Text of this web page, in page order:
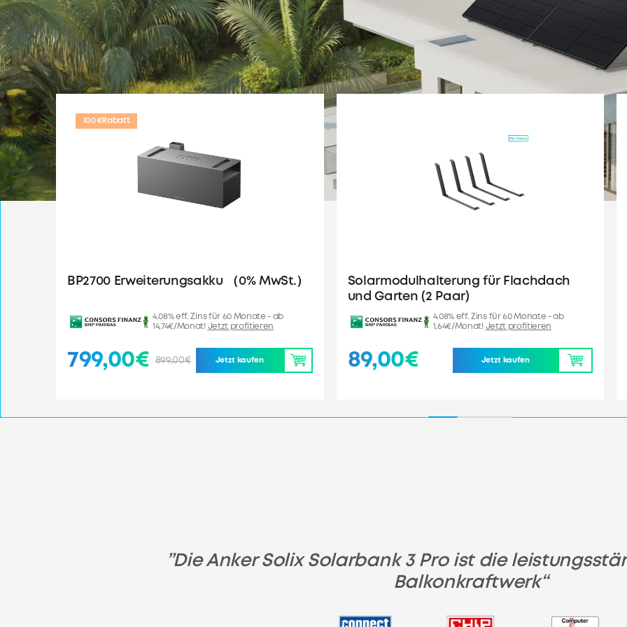
100€Rabatt
BP2700 Erweiterungsakku （0% MwSt.）
4.08% eff. Zins für 60 Monate - ab
14,74€/Monat! Jetzt profitieren
799,00€ 899,00€ Jetzt kaufen
Solarmodulhalterung für Flachdach
und Garten (2 Paar)
4.08% eff. Zins für 60 Monate - ab
1,64€/Monat! Jetzt profitieren
89,00€ Jetzt kaufen
”Die Anker Solix Solarbank 3 Pro ist die
Balkonkraftwerk“